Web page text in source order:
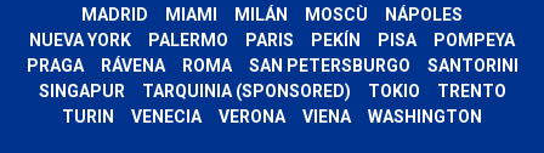
MADRID
MIAMI MILÁN MOSCÙ
NÁPOLES
NUEVA YORK
PALERMO PARIS PEKÍN PISA
POMPEYA
PRAGA
RÁVENA ROMA SAN PETERSBURGO
SANTORINI
SINGAPUR
TARQUINIA (SPONSORED) TOKIO
TRENTO
TURIN
VENECIA VERONA VIENA WASHINGTON